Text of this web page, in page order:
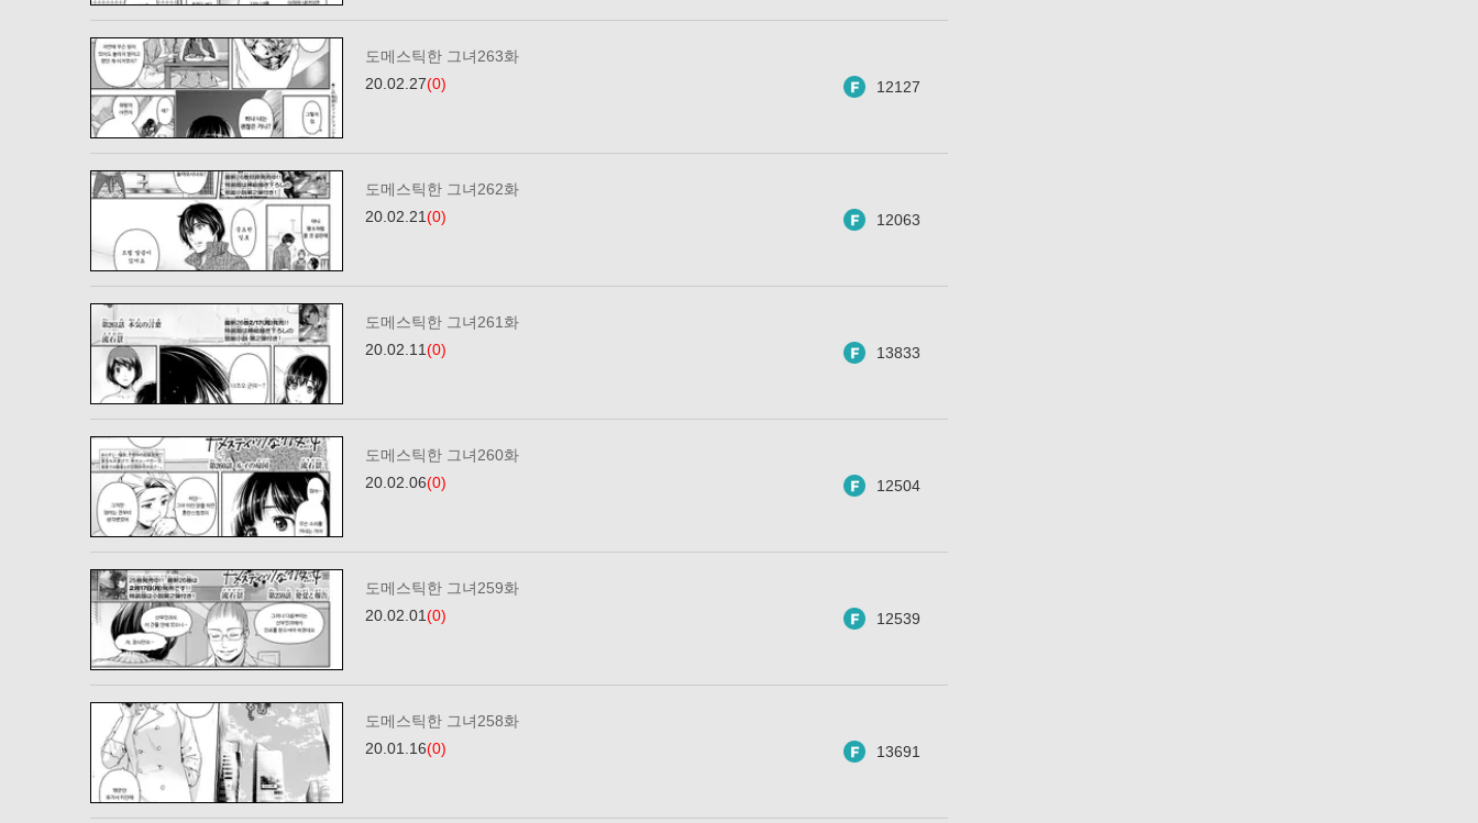
도메스틱한 그녀263화
20.02.27(0) 12127
도메스틱한 그녀262화
20.02.21(0) 12063
도메스틱한 그녀261화
20.02.11(0) 13833
도메스틱한 그녀260화
20.02.06(0) 12504
도메스틱한 그녀259화
20.02.01(0) 12539
도메스틱한 그녀258화
20.01.16(0) 13691